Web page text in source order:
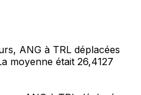
ANG à TRL déplacées
moyenne était 26,4127